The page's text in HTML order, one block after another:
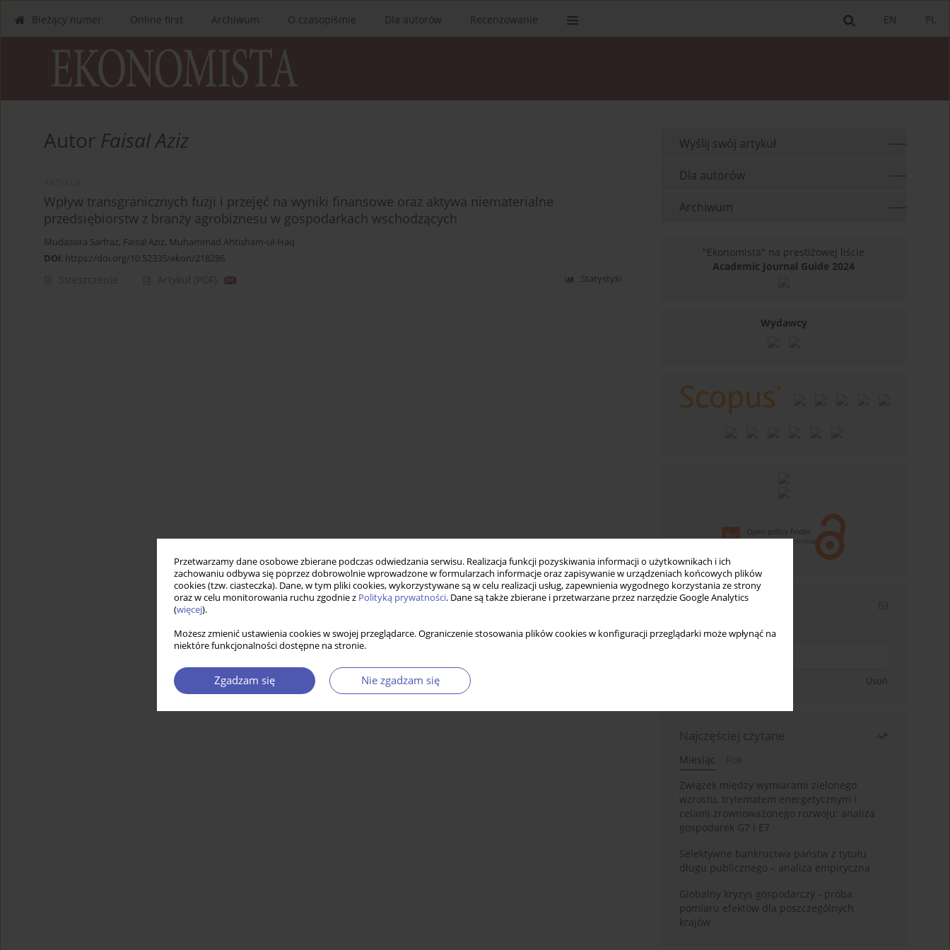
Przetwarzamy dane osobowe zbierane podczas odwiedzania serwisu. Realizacja funkcji pozyskiwania informacji o użytkownikach i ich
zachowaniu odbywa się poprzez dobrowolnie wprowadzone w formularzach informacje oraz zapisywanie w urządzeniach końcowych plików
cookies (tzw. ciasteczka). Dane, w tym pliki cookies, wykorzystywane są w celu realizacji usług, zapewnienia wygodnego korzystania ze strony
oraz w celu monitorowania ruchu zgodnie z Polityką prywatności. Dane są także zbierane i przetwarzane przez narzędzie Google Analytics
(więcej).
Możesz zmienić ustawienia cookies w swojej przeglądarce. Ograniczenie stosowania plików cookies w konfiguracji przeglądarki może wpłynąć na
niektóre funkcjonalności dostępne na stronie.
Zgadzam się Nie zgadzam się
PL
EN
Bieżący numer Online first Archiwum O czasopiśmie Dla autorów Recenzowanie
Autor Faisal Aziz
Wpływ transgranicznych fuzji i przejęć na wyniki finansowe oraz aktywa niematerialne
przedsiębiorstw z branży agrobiznesu w gospodarkach wschodzących
Mudassira Sarfraz, Faisal Aziz, Muhammad Ahtisham-ul-Haq
DOI: https://doi.org/10.52335/ekon/218286
Streszczenie Artykuł (PDF) Statystyki
Wyślij swój artykuł
Dla autorów
Archiwum
"Ekonomista" na prestiżowej liście
Academic Journal Guide 2024
Wydawcy
Newsletter
Wpisz swój adres email
Usuń
Najczęściej czytane
Miesiąc
Związek między wymiarami zielonego
wzrostu, trylematem energetycznym i
celami zrównoważonego rozwoju: analiza
gospodarek G7 i E7
Selektywne bankructwa państw z tytułu
długu publicznego – analiza empiryczna
Globalny kryzys gospodarczy - próba
pomiaru efektów dla poszczególnych
krajów